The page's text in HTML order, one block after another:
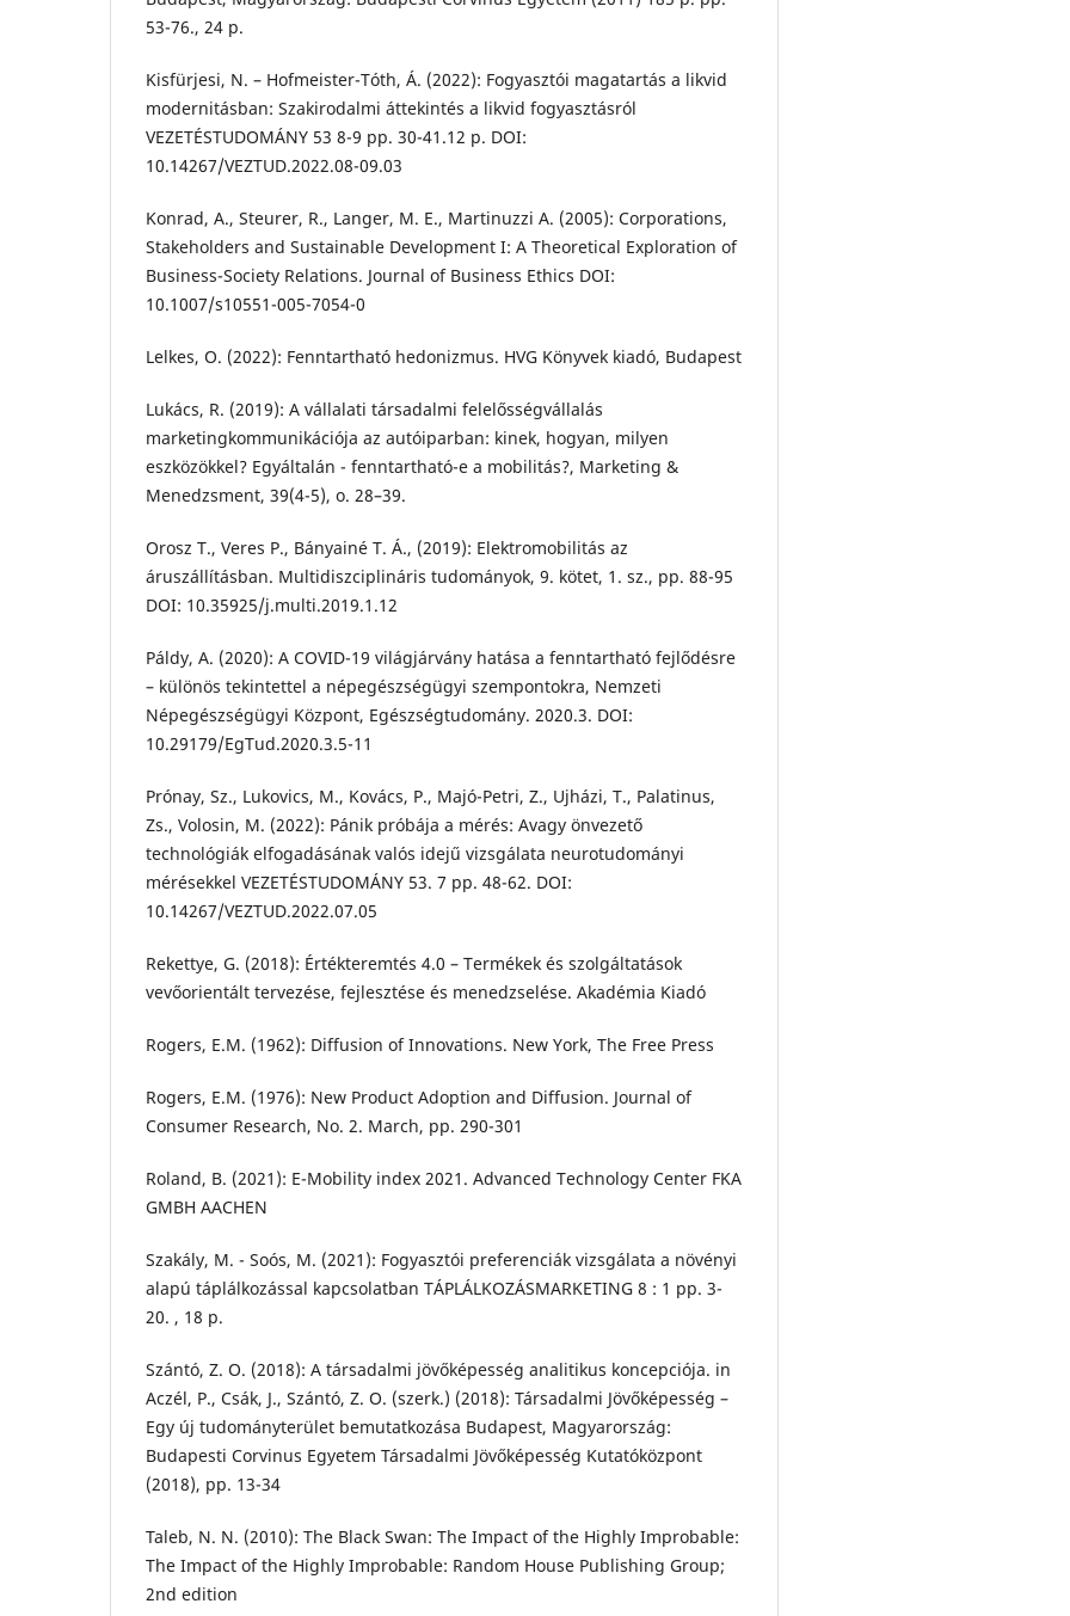
53-76., 24 p.
Kisfürjesi, N. – Hofmeister-Tóth, Á. (2022): Fogyasztói magatartás a likvid
modernitásban: Szakirodalmi áttekintés a likvid fogyasztásról
VEZETÉSTUDOMÁNY 53 8-9 pp. 30-41.12 p. DOI:
10.14267/VEZTUD.2022.08-09.03
Konrad, A., Steurer, R., Langer, M. E., Martinuzzi A. (2005): Corporations,
Stakeholders and Sustainable Development I: A Theoretical Exploration of
Business-Society Relations. Journal of Business Ethics DOI:
10.1007/s10551-005-7054-0
Lelkes, O. (2022): Fenntartható hedonizmus. HVG Könyvek kiadó, Budapest
Lukács, R. (2019): A vállalati társadalmi felelősségvállalás
marketingkommunikációja az autóiparban: kinek, hogyan, milyen
eszközökkel? Egyáltalán - fenntartható-e a mobilitás?, Marketing &
Menedzsment, 39(4-5), o. 28–39.
Orosz T., Veres P., Bányainé T. Á., (2019): Elektromobilitás az
áruszállításban. Multidiszciplináris tudományok, 9. kötet, 1. sz., pp. 88-95
DOI: 10.35925/j.multi.2019.1.12
Páldy, A. (2020): A COVID-19 világjárvány hatása a fenntartható fejlődésre
– különös tekintettel a népegészségügyi szempontokra, Nemzeti
Népegészségügyi Központ, Egészségtudomány. 2020.3. DOI:
10.29179/EgTud.2020.3.5-11
Prónay, Sz., Lukovics, M., Kovács, P., Majó-Petri, Z., Ujházi, T., Palatinus,
Zs., Volosin, M. (2022): Pánik próbája a mérés: Avagy önvezető
technológiák elfogadásának valós idejű vizsgálata neurotudományi
mérésekkel VEZETÉSTUDOMÁNY 53. 7 pp. 48-62. DOI:
10.14267/VEZTUD.2022.07.05
Rekettye, G. (2018): Értékteremtés 4.0 – Termékek és szolgáltatások
vevőorientált tervezése, fejlesztése és menedzselése. Akadémia Kiadó
Rogers, E.M. (1962): Diffusion of Innovations. New York, The Free Press
Rogers, E.M. (1976): New Product Adoption and Diffusion. Journal of
Consumer Research, No. 2. March, pp. 290-301
Roland, B. (2021): E-Mobility index 2021. Advanced Technology Center FKA
GMBH AACHEN
Szakály, M. - Soós, M. (2021): Fogyasztói preferenciák vizsgálata a növényi
alapú táplálkozással kapcsolatban TÁPLÁLKOZÁSMARKETING 8 : 1 pp. 3-
20. , 18 p.
Szántó, Z. O. (2018): A társadalmi jövőképesség analitikus koncepciója. in
Aczél, P., Csák, J., Szántó, Z. O. (szerk.) (2018): Társadalmi Jövőképesség –
Egy új tudományterület bemutatkozása Budapest, Magyarország:
Budapesti Corvinus Egyetem Társadalmi Jövőképesség Kutatóközpont
(2018), pp. 13-34
Taleb, N. N. (2010): The Black Swan: The Impact of the Highly Improbable:
The Impact of the Highly Improbable: Random House Publishing Group;
2nd edition